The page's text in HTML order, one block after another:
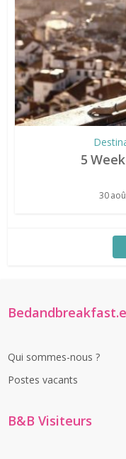
5
30
Qui sommes-nous ?
Postes vacants
B&B Visiteurs